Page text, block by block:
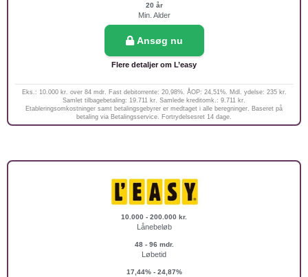
20 år
Min. Alder
Ansøg nu
Flere detaljer om L’easy
Eks.: 10.000 kr. over 84 mdr. Fast debitorrente: 20,98%. ÅOP: 24,51%. Mdl. ydelse: 235 kr.
Samlet tilbagebetaling: 19.711 kr. Samlede kreditomk.: 9.711 kr.
Etableringsomkostninger samt betalingsgebyrer er medtaget i alle beregninger. Baseret på
betaling via Betalingsservice. Fortrydelsesret 14 dage.
10.000 - 200.000 kr.
Lånebeløb
48 - 96 mdr.
Løbetid
17,44% - 24,87%